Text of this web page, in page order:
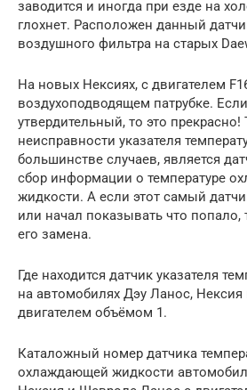
заводится и иногда при езде на
глохнет. Расположен данный
воздушного фильтра на старых
На новых Нексиях, с двигателем
воздухоподводящем патрубке.
утвердительный, то это
неисправности указателя
большинстве случаев, является
сбор информации о температуре
жидкости. А если этот самый
или начал показывать что
его замена.
Где находится датчик указателя
на автомобилях Дэу Ланос,
двигателем объёмом 1.
Каталожный номер датчика
охлаждающей жидкости